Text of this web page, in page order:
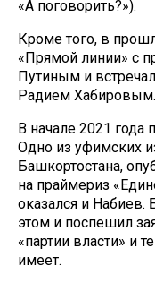
«А поговорить?»).
Кроме того, в
«Прямой линии» с
Путиным и
Радием Хабировым.
В начале 2021 года
Одно из уфимских
Башкортостана,
на праймериз
оказался и Набиев.
этом и поспешил
«партии власти» и
имеет.